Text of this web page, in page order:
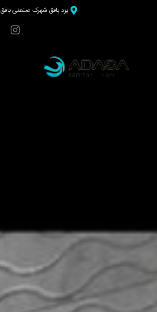
یزد بافق شهرک صنعتی بافق